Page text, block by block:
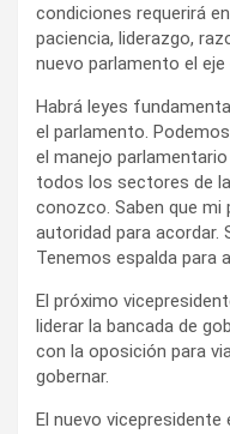
condiciones requerirá
paciencia, liderazgo,
nuevo parlamento el
Habrá leyes
el parlamento.
el manejo
todos los sectores de
conozco. Saben que mi
autoridad para acordar.
Tenemos espalda para
El próximo
liderar la bancada de
con la oposición para
gobernar.
El nuevo